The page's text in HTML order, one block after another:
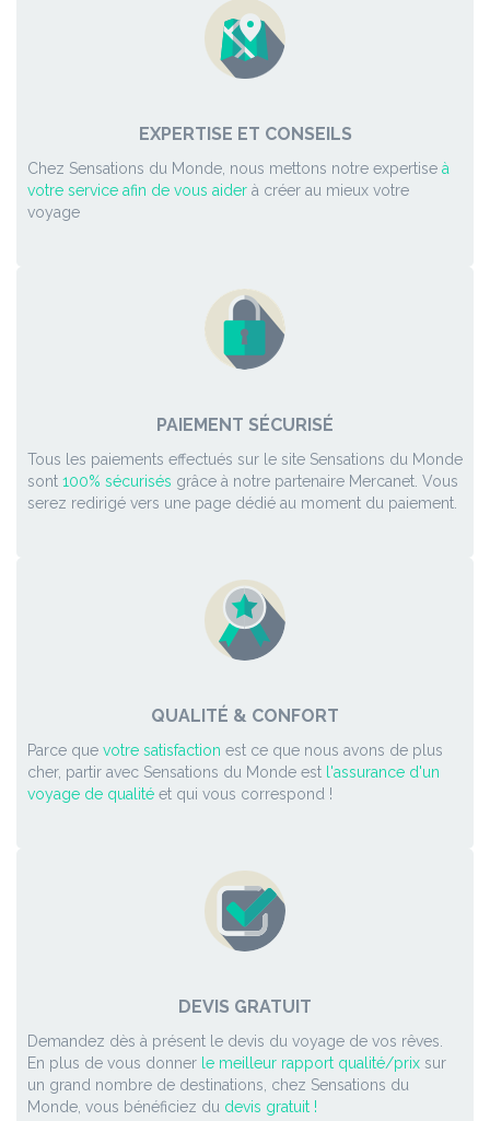
EXPERTISE ET CONSEILS
Chez Sensations du Monde, nous mettons notre expertise à
votre service afin de vous aider à créer au mieux votre
voyage
PAIEMENT SÉCURISÉ
Tous les paiements effectués sur le site Sensations du Monde
sont 100% sécurisés grâce à notre partenaire Mercanet. Vous
serez redirigé vers une page dédié au moment du paiement.
QUALITÉ & CONFORT
Parce que votre satisfaction est ce que nous avons de plus
cher, partir avec Sensations du Monde est l'assurance d'un
voyage de qualité et qui vous correspond !
DEVIS GRATUIT
Demandez dès à présent le devis du voyage de vos rêves.
En plus de vous donner le meilleur rapport qualité/prix sur
un grand nombre de destinations, chez Sensations du
Monde, vous bénéficiez du devis gratuit !